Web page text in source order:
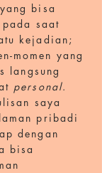
bisa
saat
kejadian;
momen yang
langsung
personal.
saya
pribadi
dengan
bisa